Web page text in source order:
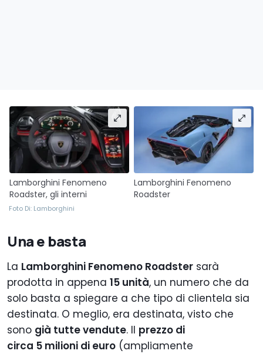
Lamborghini Fenomeno
Roadster, gli interni
Lamborghini Fenomeno
Roadster
Foto Di: Lamborghini
Una e basta
La Lamborghini Fenomeno Roadster sarà
prodotta in appena 15 unità, un numero che da
solo basta a spiegare a che tipo di clientela sia
destinata. O meglio, era destinata, visto che
sono già tutte vendute. Il prezzo di
circa 5 milioni di euro (ampliamente